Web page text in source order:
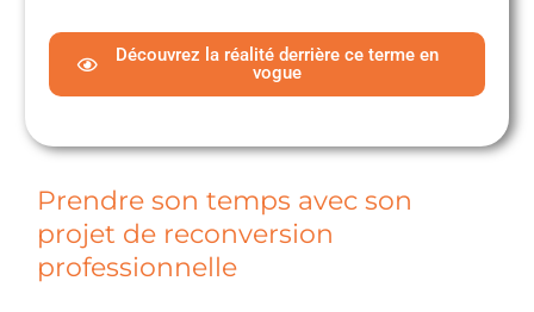
Découvrez la réalité derrière ce terme en
vogue
Prendre son temps avec son
projet de reconversion
professionnelle